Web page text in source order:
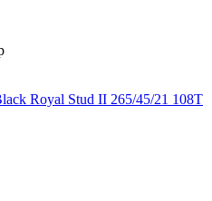
Royal Stud II 265/45/21 108T